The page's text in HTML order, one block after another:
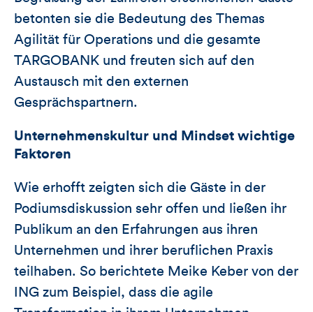
betonten sie die Bedeutung des Themas
Agilität für Operations und die gesamte
TARGOBANK und freuten sich auf den
Austausch mit den externen
Gesprächspartnern.
Unternehmenskultur und Mindset wichtige
Faktoren
Wie erhofft zeigten sich die Gäste in der
Podiumsdiskussion sehr offen und ließen ihr
Publikum an den Erfahrungen aus ihren
Unternehmen und ihrer beruflichen Praxis
teilhaben. So berichtete Meike Keber von der
ING zum Beispiel, dass die agile